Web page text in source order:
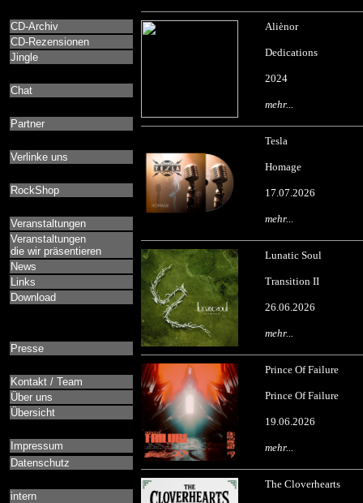
CD-Archiv
CD-Rezensionen
Jingle
Chat
Partner
Verlinke uns
RockShop
Veranstaltungen
Veranstaltungen
die wir präsentieren
News
Links
Download
Presse
Kontakt / Team
Über uns
Übersicht
Impressum
Datenschutz
intern
Aliènor
Dedications
2024
mehr...
Tesla
Homage
17.07.2026
mehr...
Lunatic Soul
Transition II
26.06.2026
mehr...
Prince Of Failure
Prince Of Failure
19.06.2026
mehr...
The Cloverhearts